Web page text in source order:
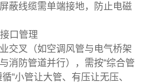
蔽线缆需单端接地，防止电磁
口管理
交叉（如空调风管与电气桥架
消防管道并行），需按“综合管
“小管让大管、有压让无压、